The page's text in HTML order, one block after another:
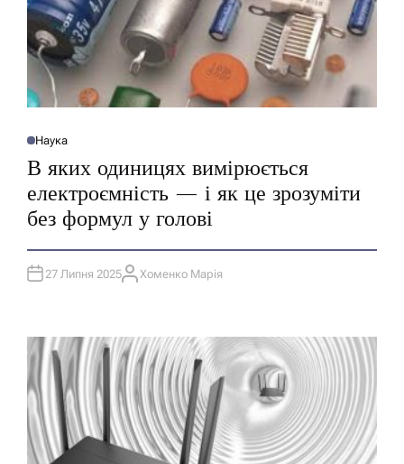
О
Л
К
У
А
Т
И
У
Наука
В яких одиницях вимірюється
електроємність — і як це зрозуміти
без формул у голові
27 Липня 2025А
Хоменко Марія